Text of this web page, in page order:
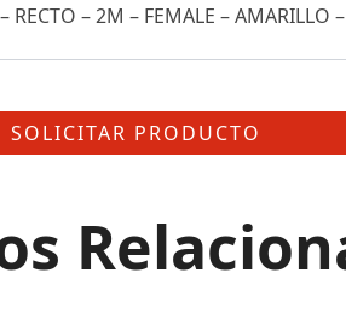
RECTO – 2M – FEMALE – AMARILLO
SOLICITAR PRODUCTO